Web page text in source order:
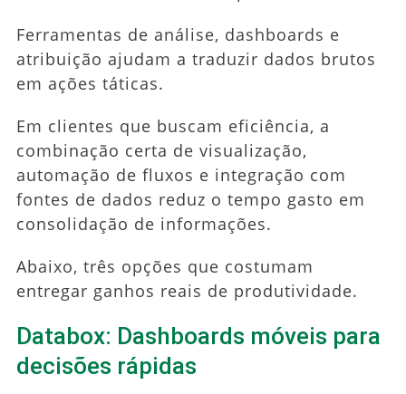
Ferramentas de análise, dashboards e
atribuição ajudam a traduzir dados brutos
em ações táticas.
Em clientes que buscam eficiência, a
combinação certa de visualização,
automação de fluxos e integração com
fontes de dados reduz o tempo gasto em
consolidação de informações.
Abaixo, três opções que costumam
entregar ganhos reais de produtividade.
Databox: Dashboards móveis para
decisões rápidas